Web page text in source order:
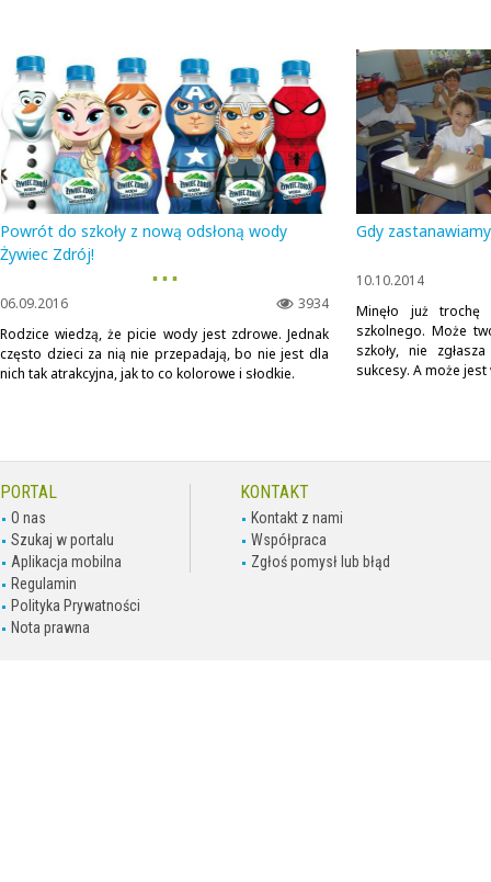
Powrót do szkoły z nową odsłoną wody
Żywiec Zdrój!
▪ ▪ ▪
3934
06.09.2016
Rodzice wiedzą, że picie wody jest zdrowe. Jednak
często dzieci za nią nie przepadają, bo nie jest dla
nich tak atrakcyjna, jak to co kolorowe i słodkie.
Gdy
10.10.2014
Minęło już
szkolnego. Może
szkoły, nie
sukcesy. A może jest
PORTAL
O nas
Szukaj w portalu
Aplikacja mobilna
Regulamin
Polityka Prywatności
Nota prawna
KONTAKT
Kontakt z nami
Współpraca
Zgłoś pomysł lub błąd